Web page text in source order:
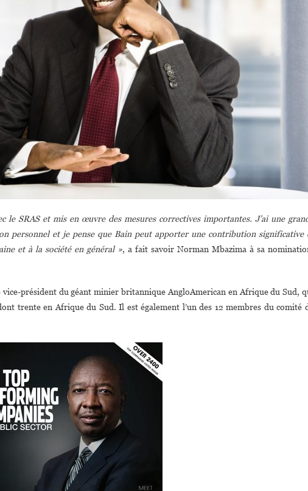
le SRAS et mis en œuvre des mesures correctives importantes. J’ai une
personnel et je pense que Bain peut apporter une contribution significative
et à la société en général », a fait savoir Norman Mbazima à sa
président du géant minier britannique AngloAmerican en Afrique du Sud,
trente en Afrique du Sud. Il est également l’un des 12 membres du comité